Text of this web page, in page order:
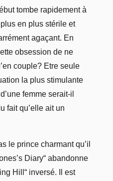
tombe rapidement à
en plus stérile et
agaçant. En
obsession de ne
couple? Etre seule
la plus stimulante
femme serait-il
fait qu’elle ait un
le prince charmant qu’il
Diary“ abandonne
Hill“ inversé. Il est